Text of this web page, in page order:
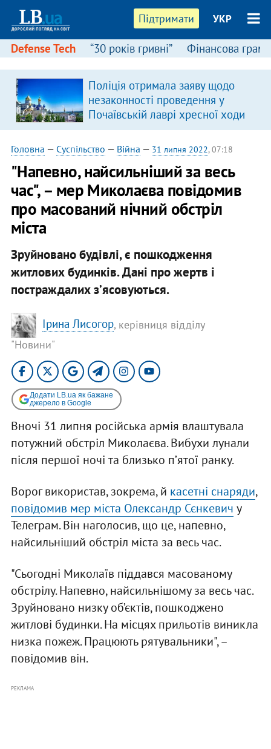
Підтримати УКР
Defense Tech “30 років гривні” Фінансова
Поліція отримала заяву щодо
незаконності проведення у
Почаївській лаврі хресної ходи
Головна — Суспільство — Війна — 31 липня 2022, 07:18
"Напевно, найсильніший за весь
час", – мер Миколаєва повідомив
про масований нічний обстріл
міста
Зруйновано будівлі, є пошкодження
житлових будинків. Дані про жертв і
постраждалих зʼясовуються.
Ірина Лисогор, керівниця відділу
"Новини"
Додати LB.ua як бажане
джерело в Google
Вночі 31 липня російська армія влаштувала
потужний обстріл Миколаєва. Вибухи лунали
після першої ночі та близько пʼятої ранку.
Ворог використав, зокрема, й касетні снаряди,
повідомив мер міста Олександр Сєнкевич у
Телеграм. Він наголосив, що це, напевно,
найсильніший обстріл міста за весь час.
"Сьогодні Миколаїв піддався масованому
обстрілу. Напевно, найсильнішому за весь час.
Зруйновано низку об’єктів, пошкоджено
житлові будинки. На місцях прильотів виникла
низка пожеж. Працюють рятувальники", –
повідомив він.
РЕКЛАМА